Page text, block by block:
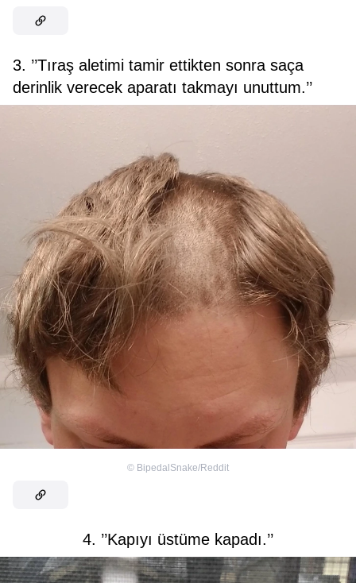
3. ’’Tıraş aletimi tamir ettikten sonra saça
derinlik verecek aparatı takmayı unuttum.’’
© BipedalSnake/Reddit
4. ’’Kapıyı üstüme kapadı.’’